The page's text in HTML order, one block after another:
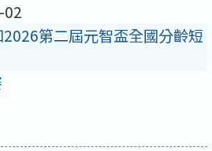
02
第二屆元智盃全國分齡短